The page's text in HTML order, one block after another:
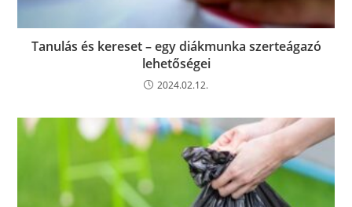
Tanulás és kereset – egy diákmunka szerteágazó
lehetőségei
2024.02.12.